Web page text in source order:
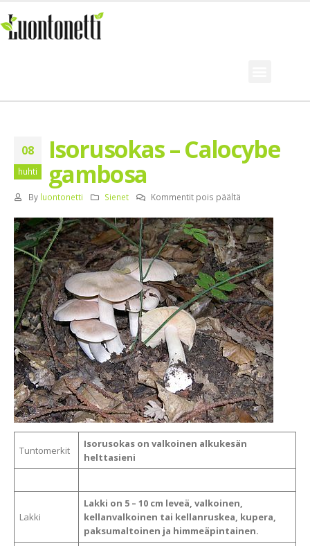
08
huhti
Isorusokas – Calocybe
gambosa
By luontonetti Sienet Kommentit pois päältä
Tuntomerkit
Isorusokas on valkoinen alkukesän
helttasieni
Lakki
Lakki on 5 – 10 cm leveä, valkoinen,
kellanvalkoinen tai kellanruskea, kupera,
paksumaltoinen ja himmeäpintainen.